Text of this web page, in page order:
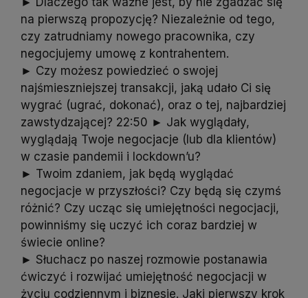
na pierwszą propozycję? Niezależnie od tego,
czy zatrudniamy nowego pracownika, czy
negocjujemy umowę z kontrahentem.
► Czy możesz powiedzieć o swojej
najśmieszniejszej transakcji, jaką udało Ci się
wygrać (ugrać, dokonać), oraz o tej, najbardziej
zawstydzającej? 22:50 ► Jak wyglądały,
wyglądają Twoje negocjacje (lub dla klientów)
w czasie pandemii i lockdown’u?
► Twoim zdaniem, jak będą wyglądać
negocjacje w przyszłości? Czy będą się czymś
różnić? Czy ucząc się umiejętności negocjacji,
powinniśmy się uczyć ich coraz bardziej w
świecie online?
► Słuchacz po naszej rozmowie postanawia
ćwiczyć i rozwijać umiejętność negocjacji w
życiu codziennym i biznesie. Jaki pierwszy krok